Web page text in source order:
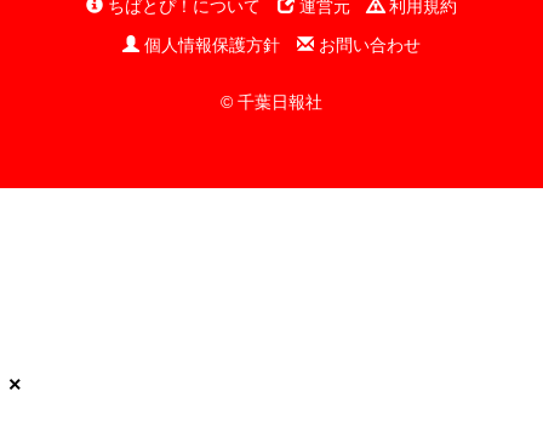
ちばとぴ！について 運営元
利用規約
個人情報保護方針
お問い合わせ
© 千葉日報社
×